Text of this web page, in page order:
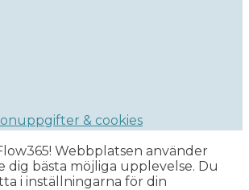
& cookies
Webbplatsen använder
dig bästa möjliga upplevelse. Du
i inställningarna för din